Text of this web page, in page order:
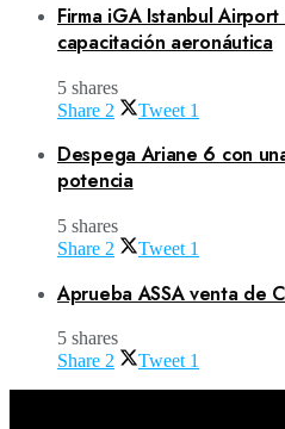
Firma iGA Istanbul
capacitación aeronáutica
5 shares
Share 2 Tweet 1
Despega Ariane 6 con
potencia
5 shares
Share 2 Tweet 1
Aprueba ASSA venta de
5 shares
Share 2 Tweet 1